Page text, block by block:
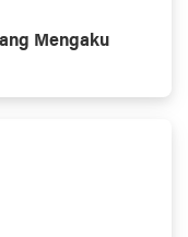
Mengaku